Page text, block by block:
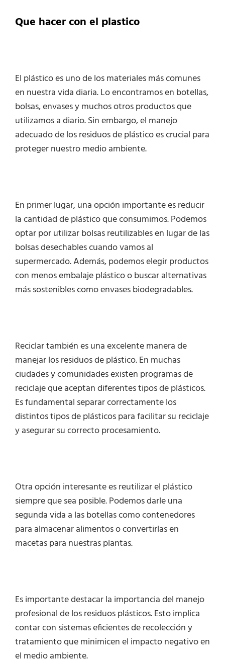
Que hacer con el plastico
El plástico es uno de los materiales más comunes
en nuestra vida diaria. Lo encontramos en botellas,
bolsas, envases y muchos otros productos que
utilizamos a diario. Sin embargo, el manejo
adecuado de los residuos de plástico es crucial para
proteger nuestro medio ambiente.
En primer lugar, una opción importante es reducir
la cantidad de plástico que consumimos. Podemos
optar por utilizar bolsas reutilizables en lugar de las
bolsas desechables cuando vamos al
supermercado. Además, podemos elegir productos
con menos embalaje plástico o buscar alternativas
más sostenibles como envases biodegradables.
Reciclar también es una excelente manera de
manejar los residuos de plástico. En muchas
ciudades y comunidades existen programas de
reciclaje que aceptan diferentes tipos de plásticos.
Es fundamental separar correctamente los
distintos tipos de plásticos para facilitar su reciclaje
y asegurar su correcto procesamiento.
Otra opción interesante es reutilizar el plástico
siempre que sea posible. Podemos darle una
segunda vida a las botellas como contenedores
para almacenar alimentos o convertirlas en
macetas para nuestras plantas.
Es importante destacar la importancia del manejo
profesional de los residuos plásticos. Esto implica
contar con sistemas eficientes de recolección y
tratamiento que minimicen el impacto negativo en
el medio ambiente.